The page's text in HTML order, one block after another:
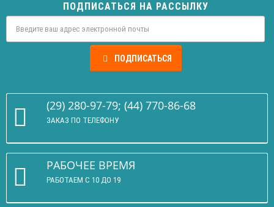
ПОДПИСАТЬСЯ НА РАССЫЛКУ
ПОДПИСАТЬСЯ
(29) 280-97-79; (44) 770-86-68
ЗАКАЗ ПО ТЕЛЕФОНУ
РАБОЧЕЕ ВРЕМЯ
РАБОТАЕМ С 10 ДО 19